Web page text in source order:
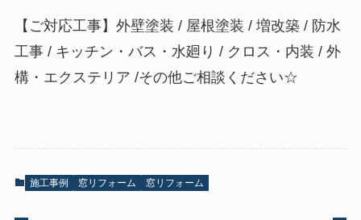
【ご対応工事】外壁塗装 / 屋根塗装 / 増改築 / 防水
工事 / キッチン・バス・水廻り / クロス・内装 / 外
構・エクステリア /その他ご相談ください☆
施工事例 窓リフォーム 窓リフォーム